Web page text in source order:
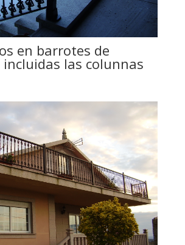
en barrotes de
las colunnas